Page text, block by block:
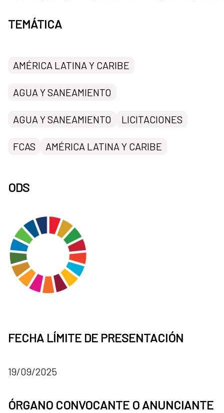
TEMÁTICA
AMÉRICA LATINA Y CARIBE
AGUA Y SANEAMIENTO
AGUA Y SANEAMIENTO LICITACIONES
FCAS AMÉRICA LATINA Y CARIBE
ODS
FECHA LÍMITE DE PRESENTACIÓN
19/09/2025
ÓRGANO CONVOCANTE O ANUNCIANTE